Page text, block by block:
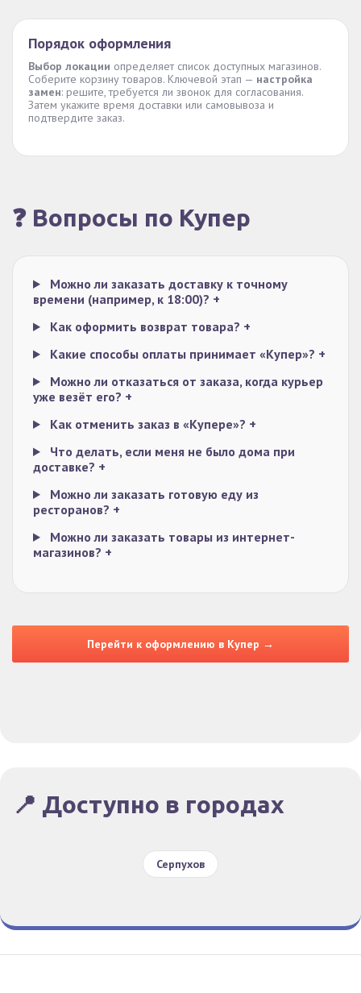
Порядок оформления
Выбор локации определяет список доступных магазинов.
Соберите корзину товаров. Ключевой этап — настройка
замен: решите, требуется ли звонок для согласования.
Затем укажите время доставки или самовывоза и
подтвердите заказ.
❓ Вопросы по Купер
Можно ли заказать доставку к точному
времени (например, к 18:00)? +
Как оформить возврат товара? +
Какие способы оплаты принимает «Купер»? +
Можно ли отказаться от заказа, когда курьер
уже везёт его? +
Как отменить заказ в «Купере»? +
Что делать, если меня не было дома при
доставке? +
Можно ли заказать готовую еду из
ресторанов? +
Можно ли заказать товары из интернет-
магазинов? +
Перейти к оформлению в Купер →
📍 Доступно в городах
Серпухов